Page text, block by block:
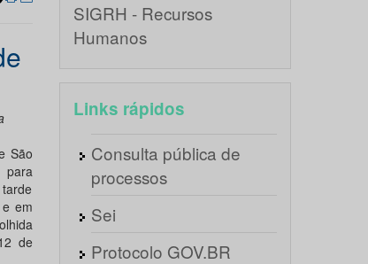
São
em
de
SIGRH - Recursos
Humanos
Links rápidos
Consulta pública de
processos
Sei
Protocolo GOV.BR